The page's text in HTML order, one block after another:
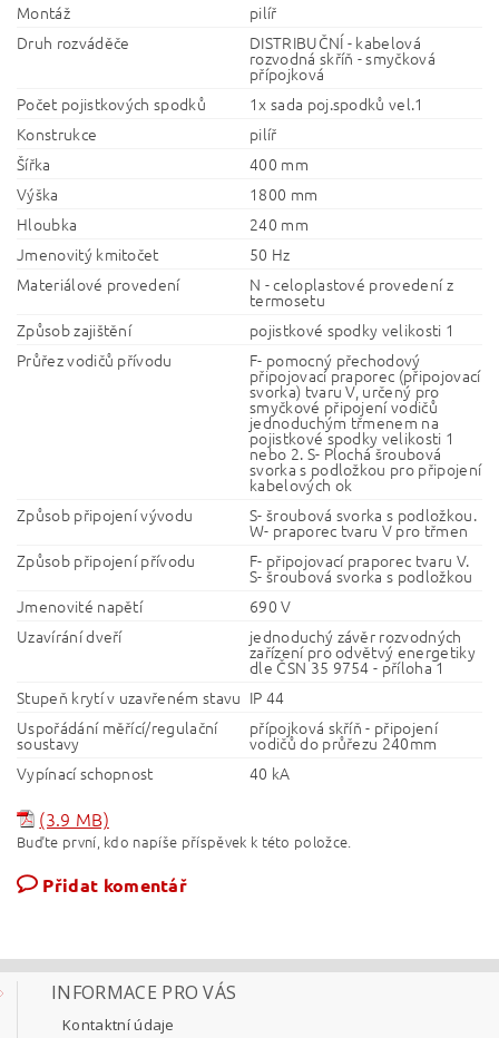
Montáž
pilíř
Druh rozváděče
DISTRIBUČNÍ - kabelová
rozvodná skříň - smyčková
přípojková
Počet pojistkových spodků
1x sada poj.spodků vel.1
Konstrukce
pilíř
Šířka
400 mm
Výška
1800 mm
Hloubka
240 mm
Jmenovitý kmitočet
50 Hz
Materiálové provedení
N - celoplastové provedení z
termosetu
Způsob zajištění
pojistkové spodky velikosti 1
Průřez vodičů přívodu
F- pomocný přechodový
připojovací praporec (připojovací
svorka) tvaru V, určený pro
smyčkové připojení vodičů
jednoduchým třmenem na
pojistkové spodky velikosti 1
nebo 2. S- Plochá šroubová
svorka s podložkou pro připojení
kabelových ok
Způsob připojení vývodu
S- šroubová svorka s podložkou.
W- praporec tvaru V pro třmen
Způsob připojení přívodu
F- připojovací praporec tvaru V.
S- šroubová svorka s podložkou
Jmenovité napětí
690 V
Uzavírání dveří
jednoduchý závěr rozvodných
zařízení pro odvětvý energetiky
dle ČSN 35 9754 - příloha 1
Stupeň krytí v uzavřeném stavu IP 44
Uspořádání měřící/regulační
soustavy
přípojková skříň - připojení
vodičů do průřezu 240mm
Vypínací schopnost
40 kA
(3.9 MB)
Buďte první, kdo napíše příspěvek k této položce.
Přidat komentář
INFORMACE PRO VÁS
Kontaktní údaje